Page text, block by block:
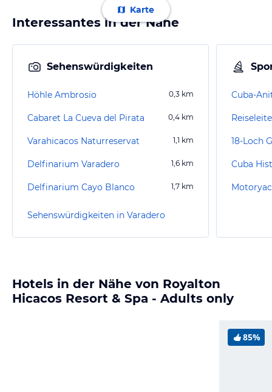
Karte
Interessantes in der Nähe
Sehenswürdigkeiten
Höhle Ambrosio 0,3 km
Cabaret La Cueva del Pirata 0,4 km
Varahicacos Naturreservat 1,1 km
Delfinarium Varadero 1,6 km
Delfinarium Cayo Blanco 1,7 km
Sehenswürdigkeiten in Varadero
Cuba-
18-Loch
Hotels in der Nähe von Royalton
Hicacos Resort & Spa - Adults only
85%